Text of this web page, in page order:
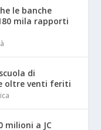
le banche
mila rapporti
di
oltre venti feriti
milioni a JC